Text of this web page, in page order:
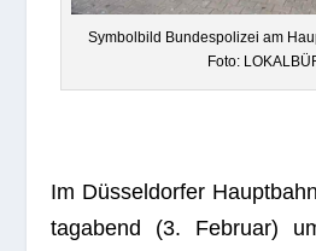
Sym­bol­bild Bun­des­po­li­zei am
Foto:
Im Düs­sel­dor­fer
tag­abend (3. Februar)